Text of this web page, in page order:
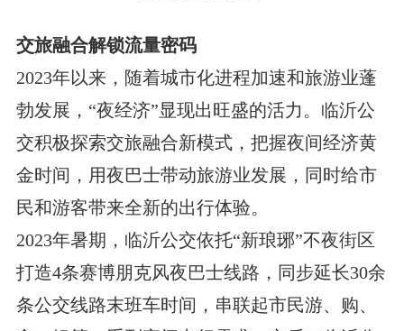
交旅融合解锁流量密码
2023年以来，随着城市化进程加速和旅游业蓬
勃发展，“夜经济”显现出旺盛的活力。临沂公
交积极探索交旅融合新模式，把握夜间经济黄
金时间，用夜巴士带动旅游业发展，同时给市
民和游客带来全新的出行体验。
2023年暑期，临沂公交依托“新琅琊”不夜街区
打造4条赛博朋克风夜巴士线路，同步延长30余
条公交线路末班车时间，串联起市民游、购、